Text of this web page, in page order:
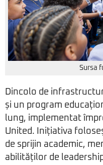
Sursa
Dincolo de
și un program
lung, implementat
United. Inițiativa
de sprijin academic,
abilităților de